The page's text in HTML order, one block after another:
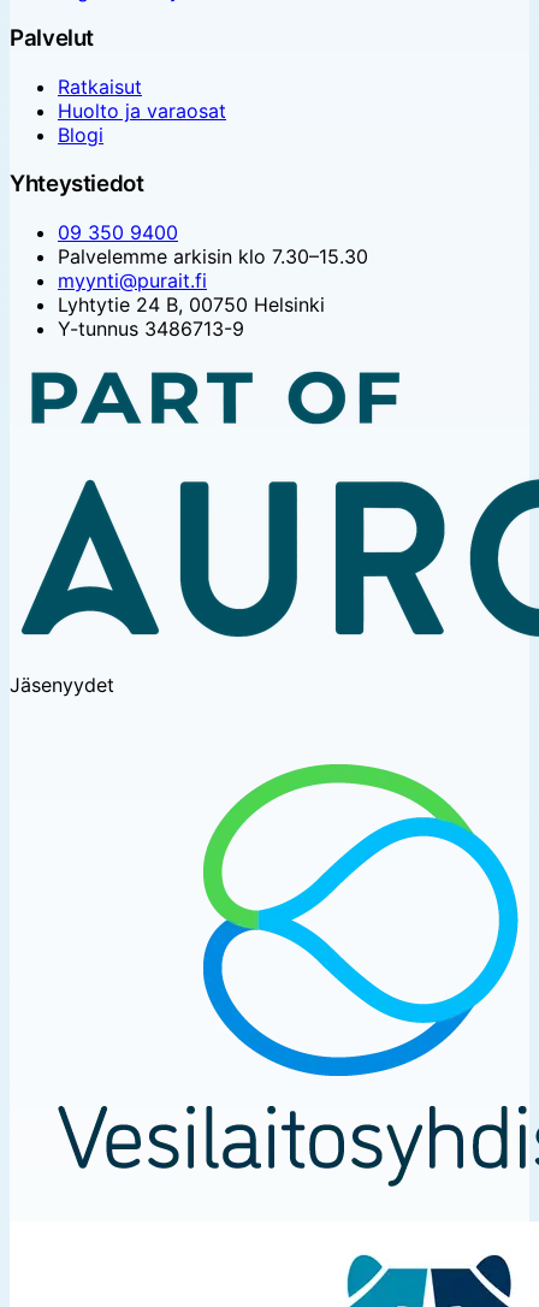
Palvelut
Ratkaisut
Huolto ja varaosat
Blogi
Yhteystiedot
09 350 9400
Palvelemme arkisin klo 7.30–15.30
myynti@purait.fi
Lyhtytie 24 B, 00750 Helsinki
Y-tunnus 3486713-9
Jäsenyydet